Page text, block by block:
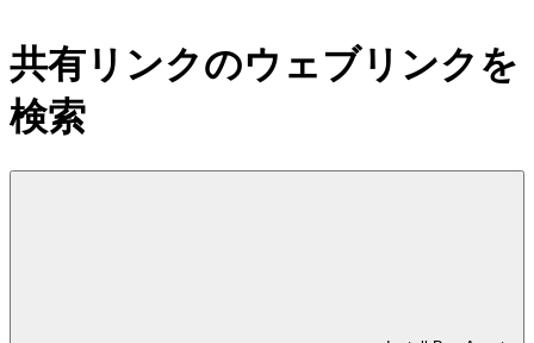
共有リンクのウェブリンクを
検索